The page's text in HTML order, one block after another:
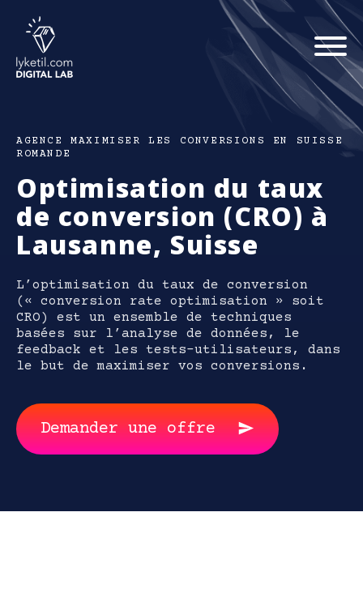
AGENCEMAXIMISER LES CONVERSIONS
EN SUISSE
ROMANDE
Optimisation du taux
de conversion (CRO) à
Lausanne, Suisse
L’optimisation du taux de conversion
(« conversion rate optimisation » soit
CRO) est un ensemble de techniques
basées sur l’analyse de données, le
feedback et les tests-utilisateurs, dans
le but de maximiser vos conversions.
Demander une offre